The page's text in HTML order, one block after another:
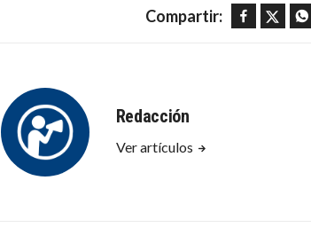
Compartir: Facebook Twitter WhatsApp
Redacción
Ver artículos